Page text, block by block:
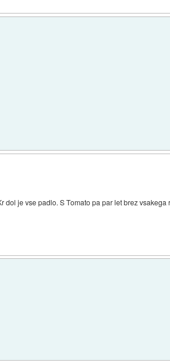
je vse padlo. S Tomato pa par let brez vsakega